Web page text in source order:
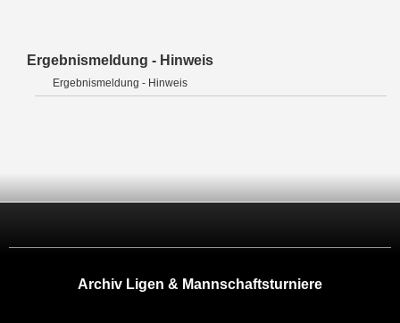
Ergebnismeldung - Hinweis
Ergebnismeldung - Hinweis
Archiv Ligen & Mannschaftsturniere